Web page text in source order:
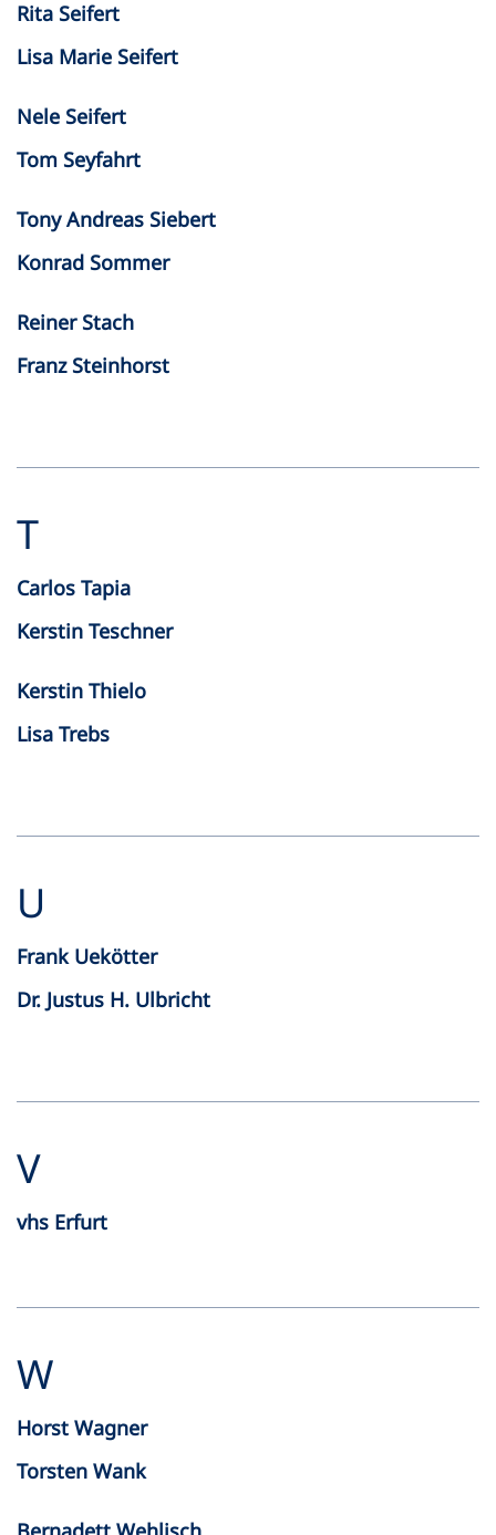
Rita Seifert
Lisa Marie Seifert
Nele Seifert
Tom Seyfahrt
Tony Andreas Siebert
Konrad Sommer
Reiner Stach
Franz Steinhorst
T
Carlos Tapia
Kerstin Teschner
Kerstin Thielo
Lisa Trebs
U
Frank Uekötter
Dr. Justus H. Ulbricht
V
vhs Erfurt
W
Horst Wagner
Torsten Wank